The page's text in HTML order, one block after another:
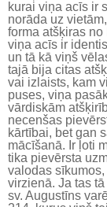
kurai viņa acīs ir
norāda uz
forma atšķiras
viņa acīs ir
un tā kā viņš
tajā bija citas
vai izlaists, kam
puses, viņa
vārdiskām
necenšas
kārtībai, bet gan
mācīšanā. Ir ļoti
tika pievērsta
valodas
virzienā. Ja tas
sv. Augustīns